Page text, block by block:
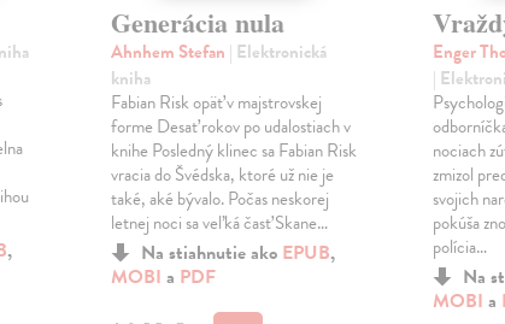
,
Generácia nula
Ahnhem Stefan | Elektronická
kniha
Fabian Risk opäť v majstrovskej
forme Desať rokov po udalostiach v
knihe Posledný klinec sa Fabian Risk
vracia do Švédska, ktoré už nie je
také, aké bývalo. Počas neskorej
letnej noci sa veľká časť Skane…
Na stiahnutie ako EPUB,
MOBI a PDF
Enger
|
nociach
zmizol
svojich
pokúša
polícia…
Na
MOBI a